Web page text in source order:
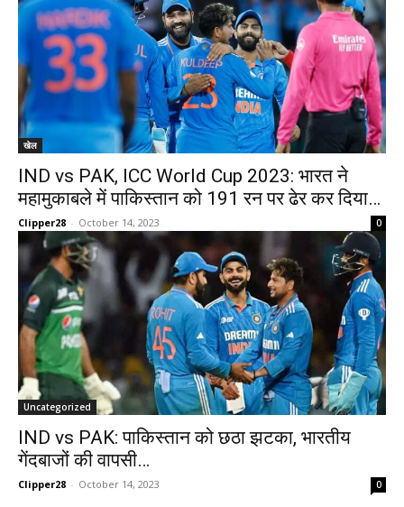
खेल
IND vs PAK, ICC World Cup 2023: भारत ने
महामुकाबले में पाकिस्तान को 191 रन पर ढेर कर दिया…
Clipper28 - October 14, 2023 0
Uncategorized
IND vs PAK: पाकिस्तान को छठा झटका, भारतीय
गेंदबाजों की वापसी…
Clipper28 - October 14, 2023 0